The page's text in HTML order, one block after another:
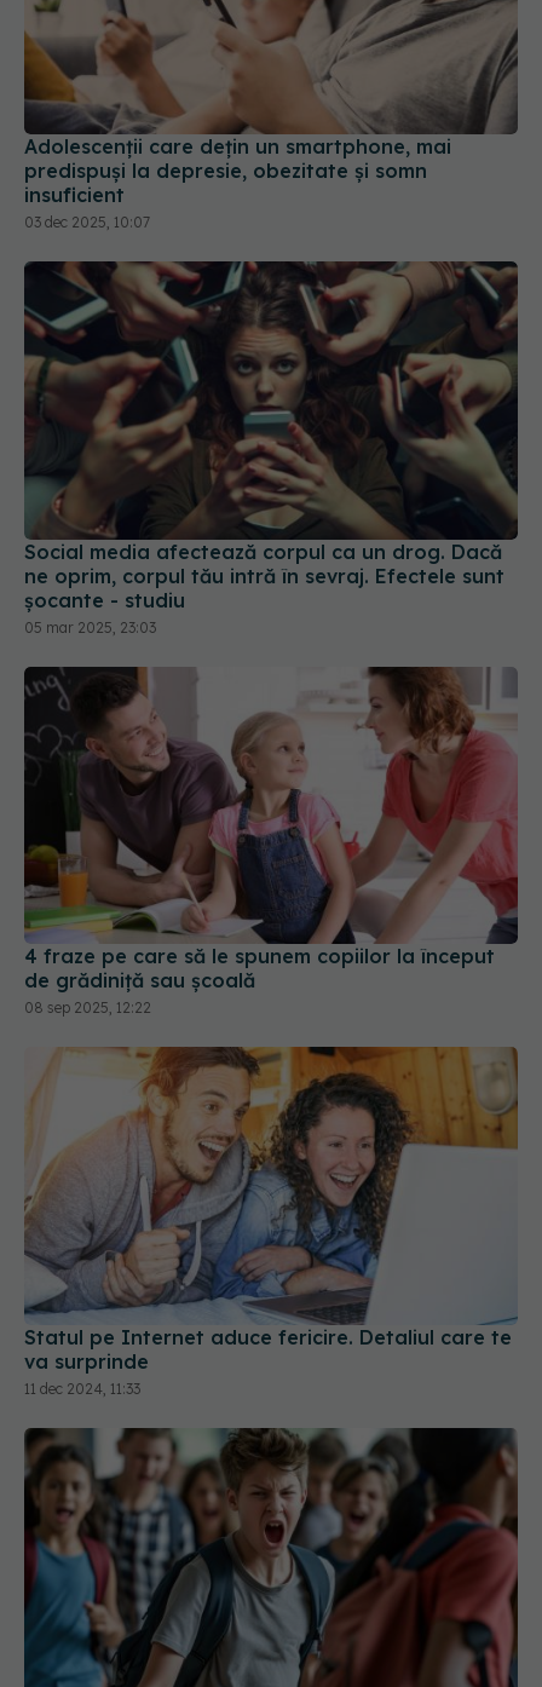
Adolescenţii care deţin un smartphone, mai
predispuşi la depresie, obezitate şi somn
insuficient
03 dec 2025, 10:07
Social media afectează corpul ca un drog. Dacă
ne oprim, corpul tău intră în sevraj. Efectele sunt
șocante - studiu
05 mar 2025, 23:03
4 fraze pe care să le spunem copiilor la început
de grădiniță sau școală
08 sep 2025, 12:22
Statul pe Internet aduce fericire. Detaliul care te
va surprinde
11 dec 2024, 11:33